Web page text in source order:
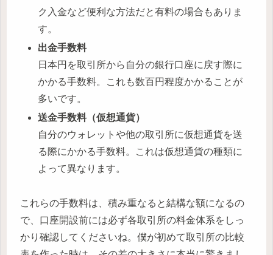
ク入金など便利な方法だと有料の場合もありま
す。
出金手数料
日本円を取引所から自分の銀行口座に戻す際に
かかる手数料。これも数百円程度かかることが
多いです。
送金手数料（仮想通貨）
自分のウォレットや他の取引所に仮想通貨を送
る際にかかる手数料。これは仮想通貨の種類に
よって異なります。
これらの手数料は、積み重なると結構な額になるの
で、口座開設前には必ず各取引所の料金体系をしっ
かり確認してくださいね。僕が初めて取引所の比較